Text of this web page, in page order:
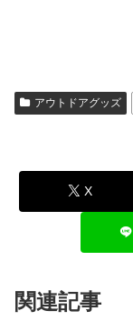
アウトドアグッズ
X
関連記事